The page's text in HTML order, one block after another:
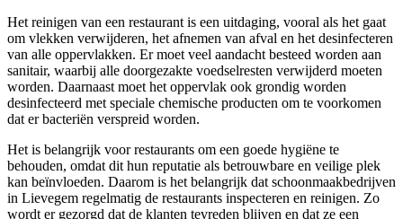
Het reinigen van een restaurant is een uitdaging, vooral als het gaat
om vlekken verwijderen, het afnemen van afval en het desinfecteren
van alle oppervlakken. Er moet veel aandacht besteed worden aan
sanitair, waarbij alle doorgezakte voedselresten verwijderd moeten
worden. Daarnaast moet het oppervlak ook grondig worden
desinfecteerd met speciale chemische producten om te voorkomen
dat er bacteriën verspreid worden.
Het is belangrijk voor restaurants om een goede hygiëne te
behouden, omdat dit hun reputatie als betrouwbare en veilige plek
kan beïnvloeden. Daarom is het belangrijk dat schoonmaakbedrijven
in Lievegem regelmatig de restaurants inspecteren en reinigen. Zo
wordt er gezorgd dat de klanten tevreden blijven en dat ze een